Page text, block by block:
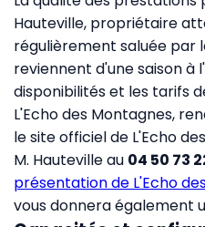
Hauteville, propriétaire
régulièrement saluée par
reviennent d'une saison à
disponibilités et les tarifs
L'Echo des Montagnes,
le site officiel de L'Echo
M. Hauteville au 04 50 73
présentation de L'Echo
vous donnera également